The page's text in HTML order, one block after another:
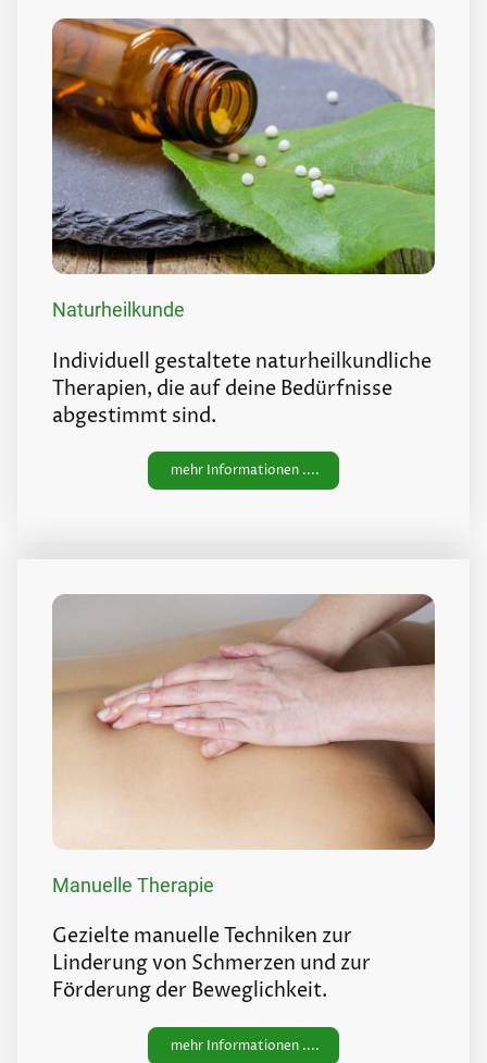
Naturheilkunde
Individuell gestaltete naturheilkundliche
Therapien, die auf deine Bedürfnisse
abgestimmt sind.
mehr Informationen ....
Manuelle Therapie
Gezielte manuelle Techniken zur
Linderung von Schmerzen und zur
Förderung der Beweglichkeit.
mehr Informationen ....